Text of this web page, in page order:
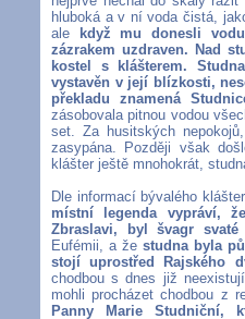
hluboká a v ní voda čistá,
ale
když mu donesli
zázrakem uzdraven. Nad
kostel s klášterem.
vystavěn v její blízkosti,
překladu znamená
zásobovala pitnou vodou
set. Za husitských
zasypána. Později však
klášter ještě mnohokrát,
Dle informací bývalého
místní legenda vypráví,
Zbraslavi, byl švagr svaté
Eufémii, a že studna byla
stojí uprostřed Rajského
chodbou s dnes již
mohli procházet chodbou z
Panny Marie Studniční,